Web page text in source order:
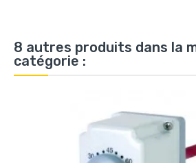
8 autres produits dans la
catégorie :